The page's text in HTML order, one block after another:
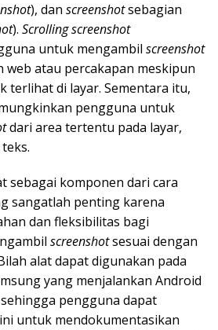
), dan screenshotsebagian
). Scrolling screenshot
untuk mengambil screenshot
web atau percakapan meskipun
terlihat di layar. Sementara itu,
pengguna untuk
dari area tertentu pada layar,
sebagai komponen dari cara
sangatlah penting karena
dan fleksibilitas bagi
screenshotsesuai dengan
alat dapat digunakan pada
yang menjalankan Android
pengguna dapat
untuk mendokumentasikan